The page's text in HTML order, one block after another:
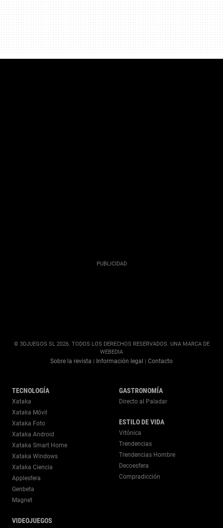
© 3DJUEGOS SL 2026. TODOS LOS DERECHOS RESERVADOS. UNA MARCA DE
WEBEDIA
Sobre la revista | Información legal | Contacto
TECNOLOGÍA
Xataka
Xataka Móvil
Xataka Foto
Xataka Android
Xataka Smart Home
Xataka Windows
Xataka Ciencia
Applesfera
Genbeta
Magnet
VIDEOJUEGOS
GASTRONOMÍA
Directo al Paladar
ESTILO DE VIDA
Vitónica
Trendencias
Trendencias Hombre
Decoesfera
Compradicción